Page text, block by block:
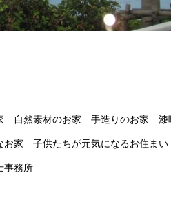
自然素材のお家 手造りのお家
お家 子供たちが元気になるお
務所